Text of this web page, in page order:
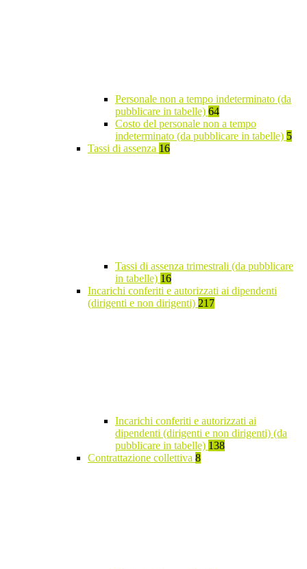
Personale non a tempo indeterminato (da
pubblicare in tabelle) 64
Costo del personale non a tempo
indeterminato (da pubblicare in tabelle) 5
Tassi di assenza 16
Tassi di assenza trimestrali (da pubblicare
in tabelle) 16
Incarichi conferiti e autorizzati ai dipendenti
(dirigenti e non dirigenti) 217
Incarichi conferiti e autorizzati ai
dipendenti (dirigenti e non dirigenti) (da
pubblicare in tabelle) 138
Contrattazione collettiva 8